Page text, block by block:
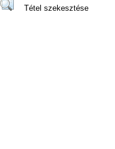
Tétel szekesztése